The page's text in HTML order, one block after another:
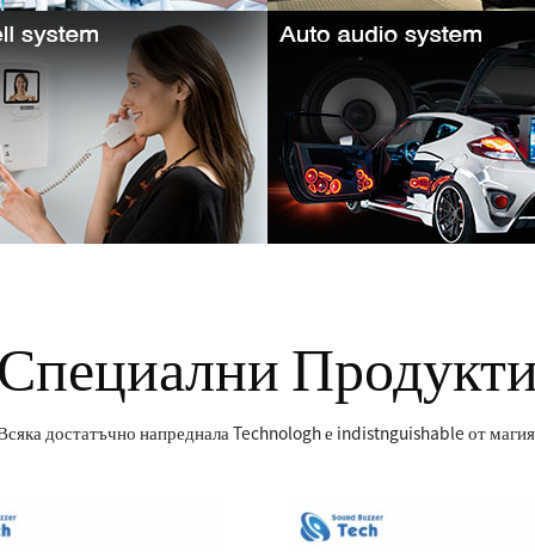
достатъчно напреднала Technologh е indistnguishable от